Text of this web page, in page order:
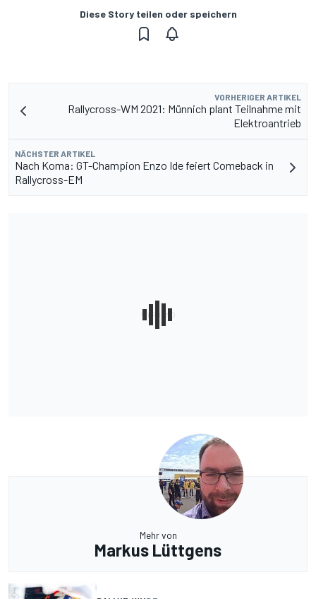
Diese Story teilen oder speichern
VORHERIGER ARTIKEL
Rallycross-WM 2021: Münnich plant Teilnahme mit
Elektroantrieb
NÄCHSTER ARTIKEL
Nach Koma: GT-Champion Enzo Ide feiert Comeback in
Rallycross-EM
Mehr von
Markus Lüttgens